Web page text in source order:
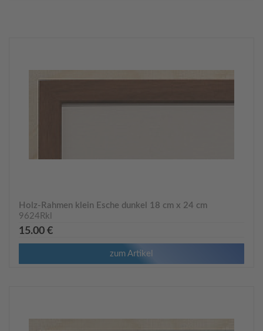
Holz-Rahmen klein Esche dunkel 18 cm x 24 cm
9624Rkl
15.00 €
zum Artikel